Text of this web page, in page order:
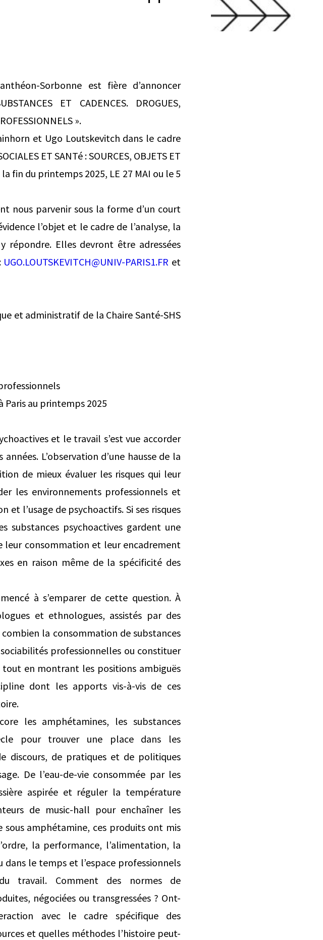
Sorbonne est fière d’annoncer
ET CADENCES. DROGUES,
».
et Ugo Loutskevitch dans le cadre
ET SANTé : SOURCES, OBJETS ET
la fin du printemps 2025, LE 27 MAI ou le 5
nous parvenir sous la forme d’un court
l’objet et le cadre de l’analyse, la
répondre. Elles devront être adressées
UGO.LOUTSKEVITCH@UNIV-PARIS1.FR et
et administratif de la Chaire Santé-SHS
Paris au printemps 2025
et le travail s’est vue accorder
L’observation d’une hausse de la
de mieux évaluer les risques qui leur
les environnements professionnels et
l’usage de psychoactifs. Si ses risques
substances psychoactives gardent une
leur consommation et leur encadrement
en raison même de la spécificité des
à s’emparer de cette question. À
et ethnologues, assistés par des
la consommation de substances
professionnelles ou constituer
tout en montrant les positions ambiguës
dont les apports vis-à-vis de ces
les amphétamines, les substances
pour trouver une place dans les
discours, de pratiques et de politiques
De l’eau-de-vie consommée par les
aspirée et réguler la température
de music-hall pour enchaîner les
amphétamine, ces produits ont mis
la performance, l’alimentation, la
le temps et l’espace professionnels
travail. Comment des normes de
négociées ou transgressées ? Ont-
avec le cadre spécifique des
et quelles méthodes l’histoire peut-